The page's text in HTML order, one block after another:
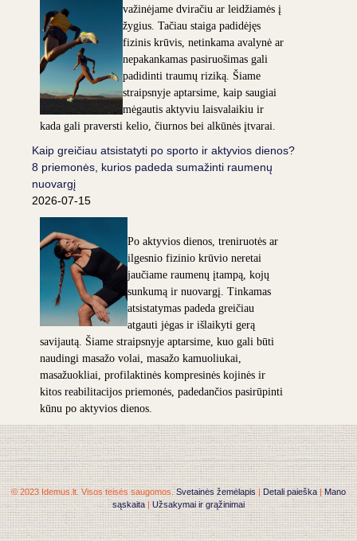
važinėjame dviračiu ar leidžiamės į
žygius. Tačiau staiga padidėjęs
fizinis krūvis, netinkama avalynė ar
nepakankamas pasiruošimas gali
padidinti traumų riziką. Šiame
straipsnyje aptarsime, kaip saugiai
mėgautis aktyviu laisvalaikiu ir
kada gali praversti kelio, čiurnos bei alkūnės įtvarai.
Kaip greičiau atsistatyti po sporto ir aktyvios dienos?
8 priemonės, kurios padeda sumažinti raumenų
nuovargį
2026-07-15
Po aktyvios dienos, treniruotės ar
ilgesnio fizinio krūvio neretai
jaučiame raumenų įtampą, kojų
sunkumą ir nuovargį. Tinkamas
atsistatymas padeda greičiau
atgauti jėgas ir išlaikyti gerą
savijautą. Šiame straipsnyje aptarsime, kuo gali būti
naudingi masažo volai, masažo kamuoliukai,
masažuokliai, profilaktinės kompresinės kojinės ir
kitos reabilitacijos priemonės, padedančios pasirūpinti
kūnu po aktyvios dienos.
© 2023 Idemus.lt. Visos teisės saugomos.Svetainės žemėlapis |Detali paieška|Mano
sąskaita|Užsakymai ir grąžinimai